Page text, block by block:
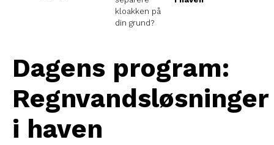
kloakken på
din grund?
Dagens program:
Regnvandsløsninger
i haven